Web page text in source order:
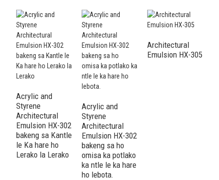
Acrylic and
Styrene
Architectural
Emulsion HX-302
bakeng sa Kantle
le Ka hare ho
Lerako la Lerako
Acrylic and
Styrene
Architectural
Emulsion HX-302
bakeng sa ho
omisa ka potlako
ka ntle le ka hare
ho lebota.
Architectural
Emulsion HX-305